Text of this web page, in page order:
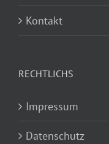
Kontakt
RECHTLICHS
Impressum
Datenschutz